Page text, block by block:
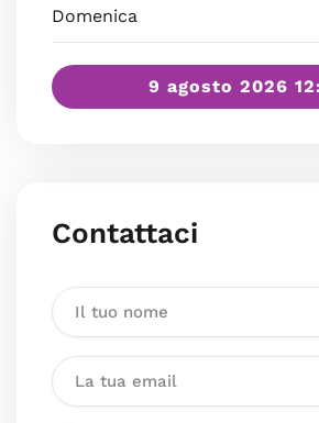
Domenica
9 agosto 2026
Contattaci